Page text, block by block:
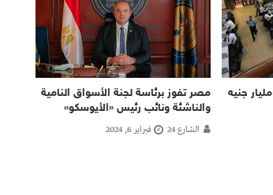
البورصة المصرية تربح 10.1 مليار جنيه
مصر تفوز برئاسة لجنة الأسواق النامية
والناشئة ونائب رئيس «الأيوسكو»
الشارع 24 فبراير 6, 2024